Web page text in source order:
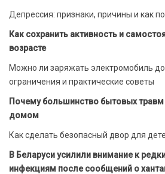
Депрессия: признаки, причины и как
Как сохранить активность и
возрасте
Можно ли заряжать электромобиль
ограничения и практические советы
Почему большинство бытовых
домом
Как сделать безопасный двор для
В Беларуси усилили внимание к
инфекциям после сообщений о